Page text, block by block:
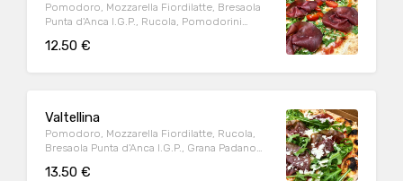
Pomodoro, Mozzarella Fiordilatte, Bresaola
Punta d'Anca I.G.P., Rucola, Pomodorini
12.50 €
Valtellina
Pomodoro, Mozzarella Fiordilatte, Rucola,
Bresaola Punta d'Anca I.G.P., Grana Padano
13.50 €